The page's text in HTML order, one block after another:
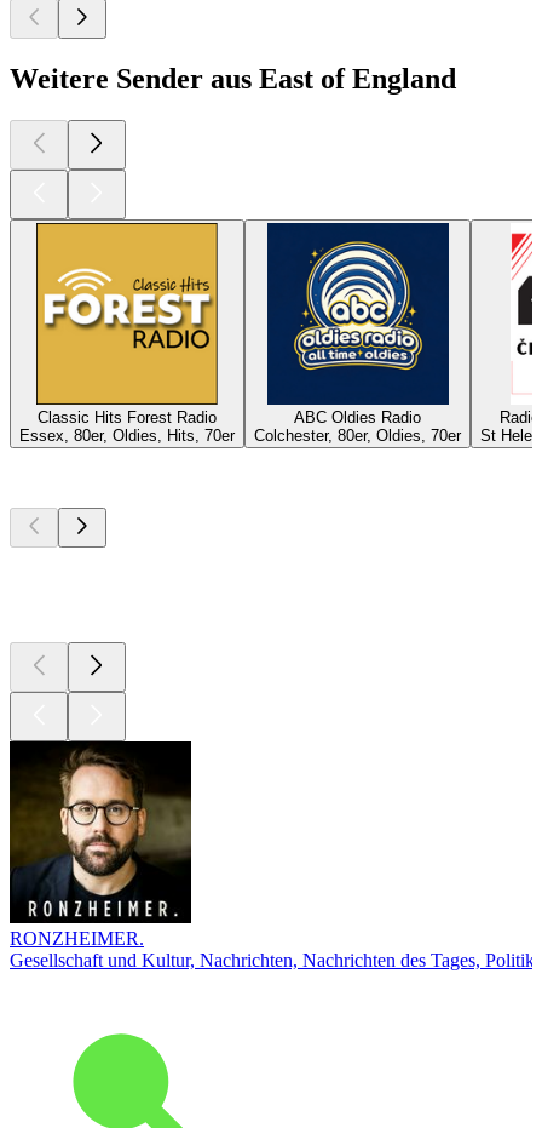
Weitere Sender aus East of England
Classic Hits Forest Radio
Essex, 80er, Oldies, Hits, 70er
ABC Oldies Radio
Colchester, 80er, Oldies, 70er
St
RONZHEIMER.
Gesellschaft und Kultur, Nachrichten, Nachrichten des Tages, Politik